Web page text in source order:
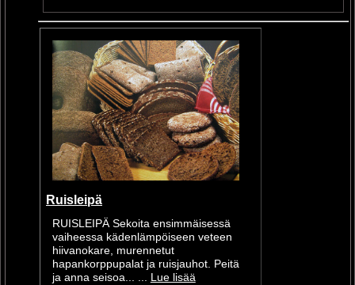
Ruisleipä
RUISLEIPÄ Sekoita ensimmäisessä
vaiheessa kädenlämpöiseen veteen
hiivanokare, murennetut
hapankorppupalat ja ruisjauhot. Peitä
ja anna seisoa... ... Lue lisää